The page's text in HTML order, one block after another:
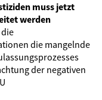
muss jetzt
werden
die mangelnde
der negativen